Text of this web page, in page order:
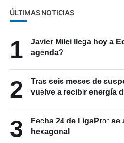
ÚLTIMAS NOTICIAS
1
Javier Milei llega hoy a
agenda?
2
Tras seis meses de
vuelve a recibir energía
3
Fecha 24 de LigaPro: se
hexagonal